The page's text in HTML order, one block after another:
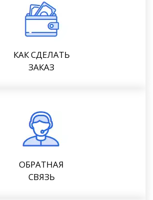
КАК СДЕЛАТЬ
ЗАКАЗ
ОБРАТНАЯ
СВЯЗЬ